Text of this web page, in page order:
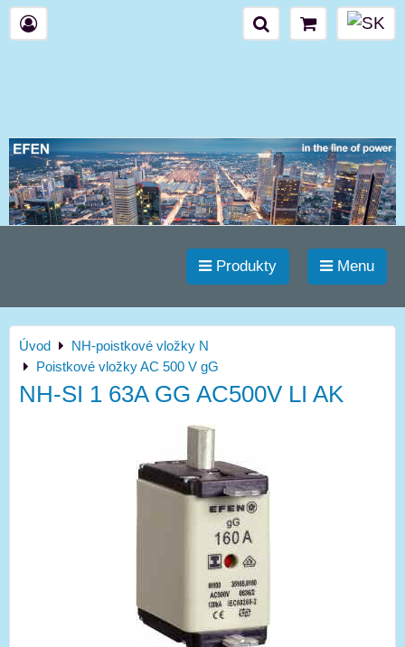
Produkty Menu
Úvod
NH-poistkové vložky N
Poistkové vložky AC 500 V gG
NH-SI 1 63A GG AC500V LI AK